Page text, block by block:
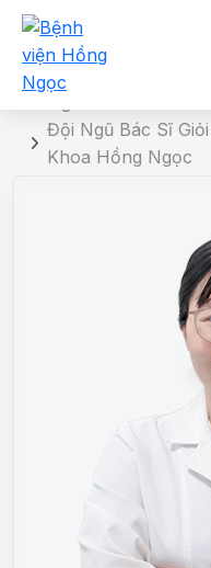
Chi tiết bác sĩ
Đội Ngũ Bác Sĩ
Khoa Hồng Ngọc